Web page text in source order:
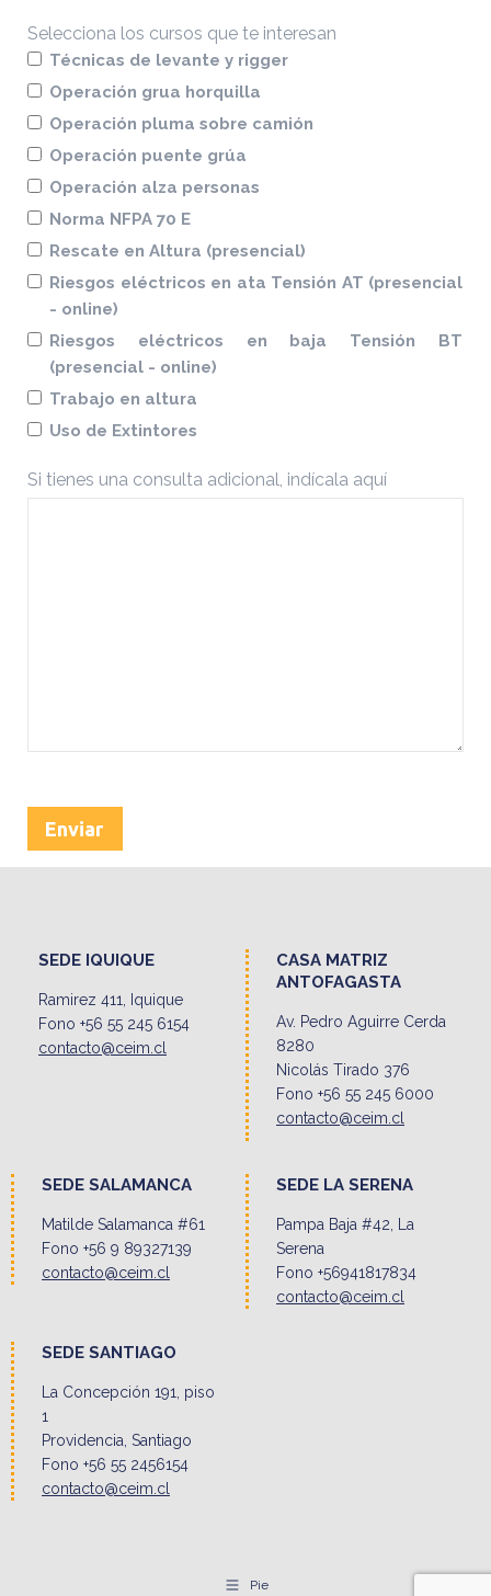
Selecciona los cursos que te interesan
Técnicas de levante y rigger
Operación grua horquilla
Operación pluma sobre camión
Operación puente grúa
Operación alza personas
Norma NFPA 70 E
Rescate en Altura (presencial)
Riesgos eléctricos en ata Tensión AT (presencial
- online)
Riesgos eléctricos en baja Tensión BT
(presencial - online)
Trabajo en altura
Uso de Extintores
Si tienes una consulta adicional, indícala aquí
SEDE IQUIQUE
Ramirez 411, Iquique
Fono +56 55 245 6154
contacto@ceim.cl
CASA MATRIZ
ANTOFAGASTA
Av. Pedro Aguirre Cerda
8280
Nicolás Tirado 376
Fono +56 55 245 6000
contacto@ceim.cl
SEDE SALAMANCA
Matilde Salamanca #61
Fono +56 9 89327139
contacto@ceim.cl
SEDE LA SERENA
Pampa Baja #42, La
Serena
Fono +56941817834
contacto@ceim.cl
SEDE SANTIAGO
La Concepción 191, piso
1
Providencia, Santiago
Fono +56 55 2456154
contacto@ceim.cl
Pie